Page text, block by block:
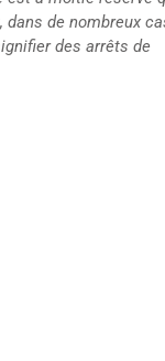
de nombreux
des arrêts de